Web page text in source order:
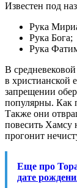
Известен под
Рука
Рука Бога;
Рука
В
в христианской
запрещении
популярны. Как
Также они
повесить Хамсу
прогонит
Еще про
дате